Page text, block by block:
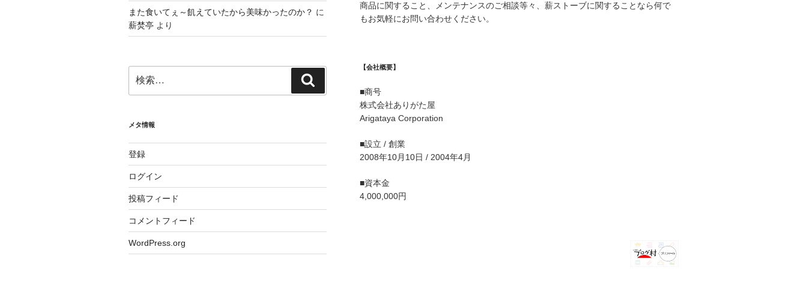
また食いてぇ～飢えていたから美味かったのか？ に
薪焚亭 より
索:
索
メタ情報
登録
ログイン
投稿フィード
コメントフィード
WordPress.org
商品に関すること、メンテナンスのご相談等々、薪ストーブに関することなら何で
もお気軽にお問い合わせください。
【会社概要】
■商号
株式会社ありがた屋
Arigataya Corporation
■設立 / 創業
2008年10月10日 / 2004年4月
■資本金
4,000,000円